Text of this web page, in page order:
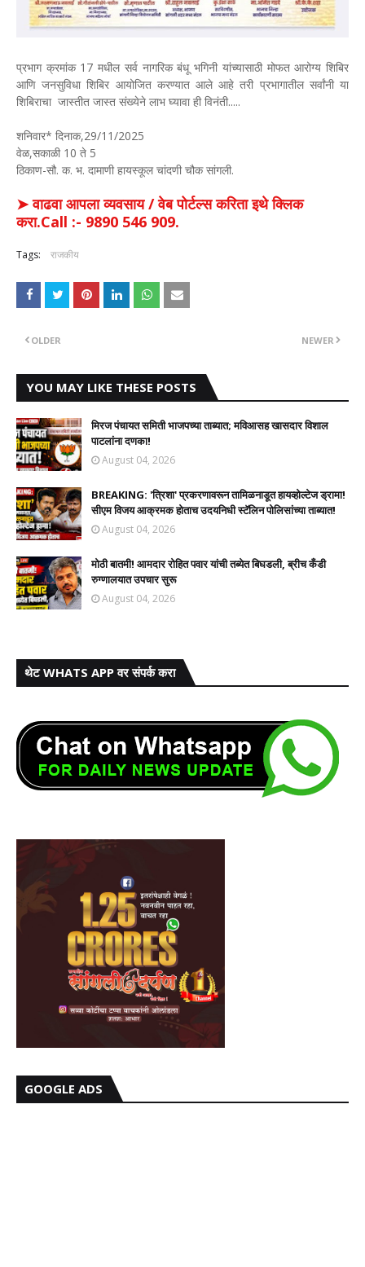
प्रभाग क्रमांक 17 मधील सर्व नागरिक बंधू भगिनी यांच्यासाठी मोफत आरोग्य शिबिर
आणि जनसुविधा शिबिर आयोजित करण्यात आले आहे तरी प्रभागातील सर्वांनी या
शिबिराचा जास्तीत जास्त संख्येने लाभ घ्यावा ही विनंती.....
शनिवार* दिनाक,29/11/2025
वेळ,सकाळी 10 ते 5
ठिकाण-सौ. क. भ. दामाणी हायस्कूल चांदणी चौक सांगली.
➤ वाढवा आपला व्यवसाय / वेब पोर्टल्स करिता इथे क्लिक
करा.Call :- 9890 546 909.
Tags: राजकीय
NEWER
OLDER
YOU MAY LIKE THESE POSTS
मिरज पंचायत समिती भाजपच्या ताब्यात; मविआसह खासदार विशाल
पाटलांना दणका!
August 04, 2026
BREAKING: 'त्रिशा' प्रकरणावरून तामिळनाडूत हायव्होल्टेज ड्रामा!
सीएम विजय आक्रमक होताच उदयनिधी स्टॅलिन पोलिसांच्या ताब्यात!
August 04, 2026
मोठी बातमी! आमदार रोहित पवार यांची तब्येत बिघडली, ब्रीच कँडी
रुग्णालयात उपचार सुरू
August 04, 2026
थेट WHATS APP वर संपर्क करा
GOOGLE ADS